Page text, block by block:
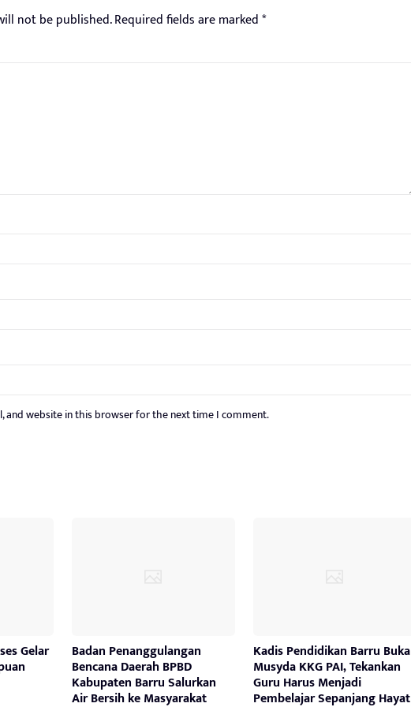
not be published.Required fields are marked*
and website in this browser for the next time I comment.
Gelar Badan Penanggulangan
Bencana Daerah BPBD
Kabupaten Barru Salurkan
Air Bersih ke Masyarakat
Kadis Pendidikan Barru Buka
Musyda KKG PAI, Tekankan
Guru Harus Menjadi
Pembelajar Sepanjang Hayat